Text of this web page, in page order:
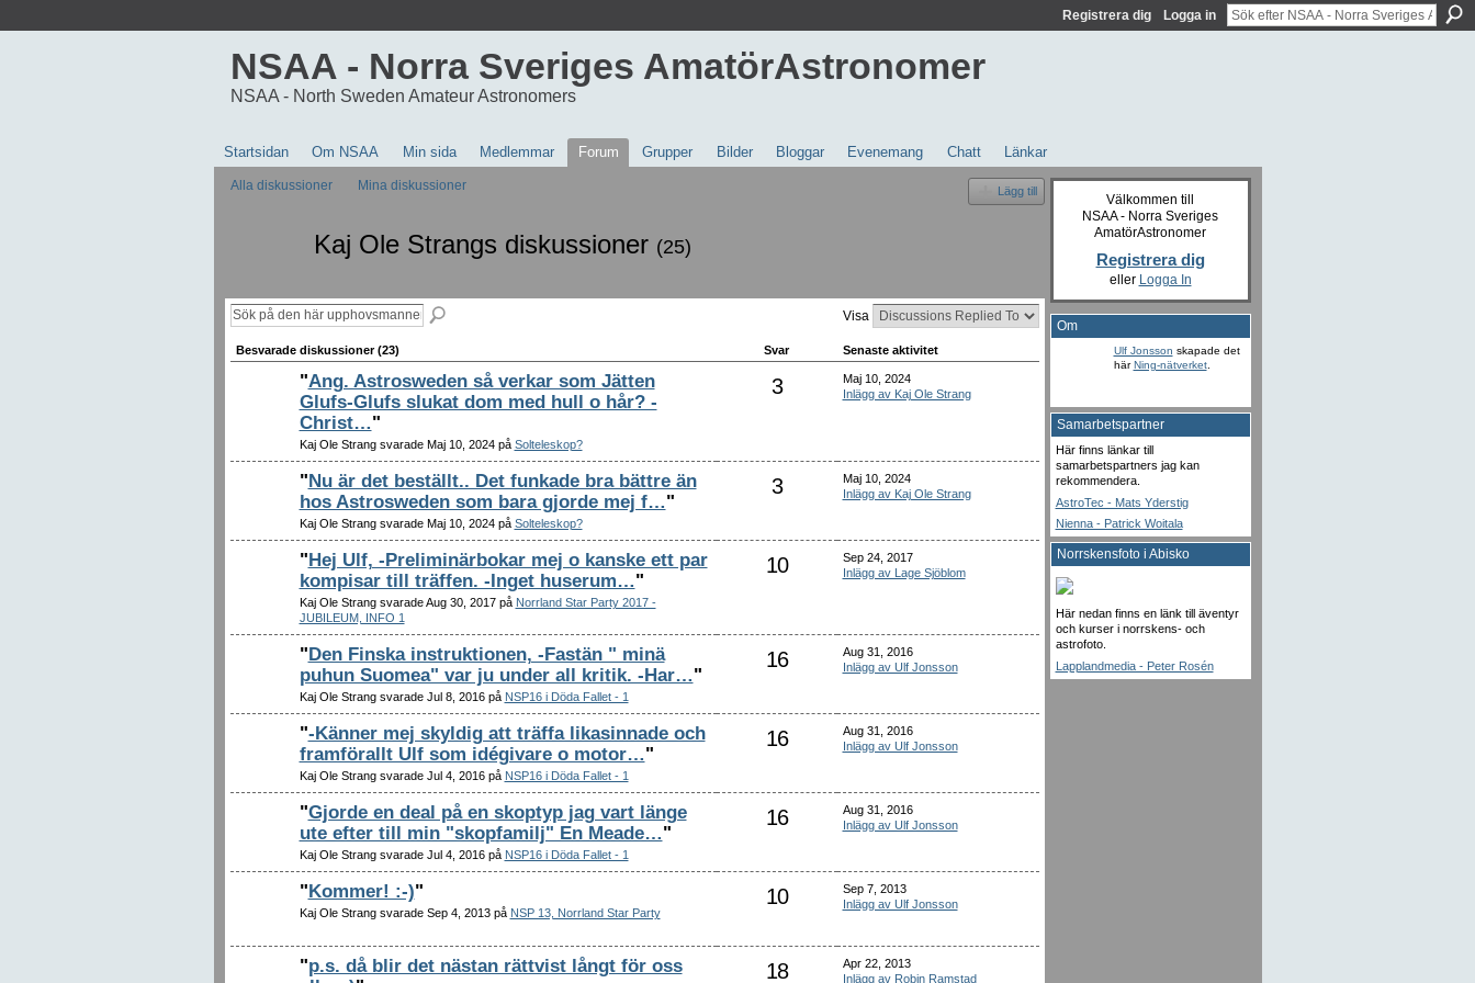
Registrera dig Logga in
NSAA - Norra Sveriges AmatörAstronomer
NSAA - North Sweden Amateur Astronomers
Startsidan Om NSAA Min sida Medlemmar Forum Grupper Bilder Bloggar Evenemang Chatt Länkar
Alla diskussioner Mina diskussioner Lägg till
Kaj Ole Strangs diskussioner (25)
Visa
Besvarade diskussioner (23) Svar Senaste aktivitet
"Ang. Astrosweden så verkar som Jätten
Glufs-Glufs slukat dom med hull o hår? -
Christ…"
Kaj Ole Strang svarade Maj 10, 2024 på Solteleskop?
3
Maj 10, 2024
Inlägg av Kaj Ole Strang
"Nu är det beställt.. Det funkade bra bättre än
hos Astrosweden som bara gjorde mej f…"
Kaj Ole Strang svarade Maj 10, 2024 på Solteleskop?
3
Maj 10, 2024
Inlägg av Kaj Ole Strang
"Hej Ulf, -Preliminärbokar mej o kanske ett par
kompisar till träffen. -Inget huserum…"
Kaj Ole Strang svarade Aug 30, 2017 på Norrland Star Party 2017 -
JUBILEUM, INFO 1
10
Sep 24, 2017
Inlägg av Lage Sjöblom
"Den Finska instruktionen, -Fastän " minä
puhun Suomea" var ju under all kritik. -Har…"
Kaj Ole Strang svarade Jul 8, 2016 på NSP16 i Döda Fallet - 1
16
Aug 31, 2016
Inlägg av Ulf Jonsson
"-Känner mej skyldig att träffa likasinnade och
framförallt Ulf som idégivare o motor…"
Kaj Ole Strang svarade Jul 4, 2016 på NSP16 i Döda Fallet - 1
16
Aug 31, 2016
Inlägg av Ulf Jonsson
"Gjorde en deal på en skoptyp jag vart länge
ute efter till min "skopfamilj" En Meade…"
Kaj Ole Strang svarade Jul 4, 2016 på NSP16 i Döda Fallet - 1
16
Aug 31, 2016
Inlägg av Ulf Jonsson
"Kommer! :-)"
Kaj Ole Strang svarade Sep 4, 2013 på NSP 13, Norrland Star Party
10
Sep 7, 2013
Inlägg av Ulf Jonsson
"p.s. då blir det nästan rättvist långt för oss
18
Apr 22, 2013
Inlägg av Robin Ramstad
Välkommen till
NSAA - Norra Sveriges
AmatörAstronomer
Registrera dig
eller Logga In
Om
Ulf Jonsson skapade det
härNing-nätverket.
Samarbetspartner
Här finns länkar till
samarbetspartners jag kan
rekommendera.
AstroTec - Mats Yderstig
Nienna - Patrick Woitala
Norrskensfoto i Abisko
Här nedan finns en länk till äventyr
och kurser i norrskens- och
astrofoto.
Lapplandmedia - Peter Rosén